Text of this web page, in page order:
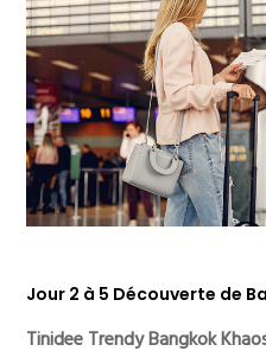
Jour 2 à 5 Découverte de
Tinidee Trendy Bangkok